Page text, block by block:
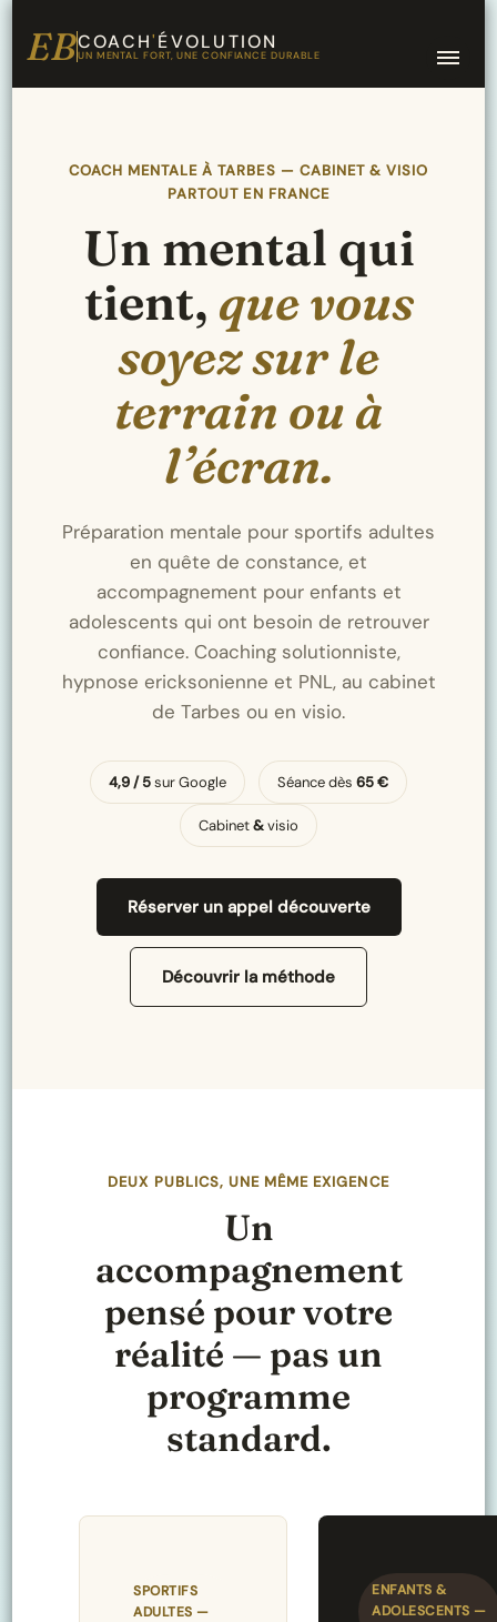
EBCOACH'ÉVOLUTION
UN MENTAL FORT, UNE CONFIANCE DURABLE
COACH MENTALE À TARBES — CABINET & VISIO
PARTOUT EN FRANCE
Un mental qui
tient, que vous
soyez sur le
terrain ou à
l’écran.
Préparation mentale pour sportifs adultes
en quête de constance, et
accompagnement pour enfants et
adolescents qui ont besoin de retrouver
confiance. Coaching solutionniste,
hypnose ericksonienne et PNL, au cabinet
de Tarbes ou en visio.
4,9 / 5sur Google Séance dès 65 €
Cabinet&visio
Réserver un appel découverte
Découvrir la méthode
DEUX PUBLICS, UNE MÊME EXIGENCE
Un
accompagnement
pensé pour votre
réalité — pas un
programme
standard.
SPORTIFS
ADULTES —
ENFANTS &
ADOLESCENTS —